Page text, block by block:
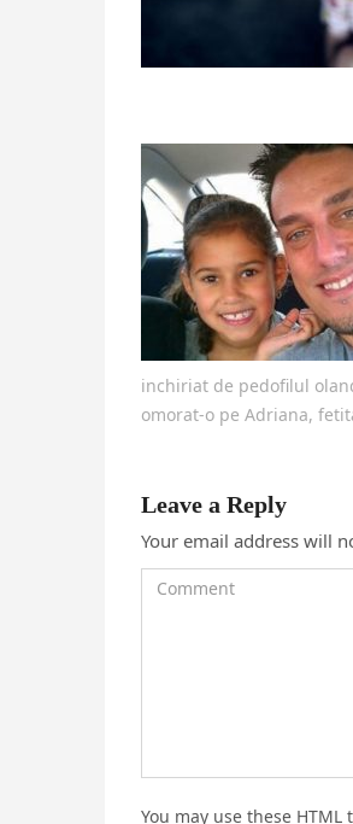
inchiriat de pedofilul
omorat-o pe Adriana,
Leave a Reply
Your email address will
You may use these